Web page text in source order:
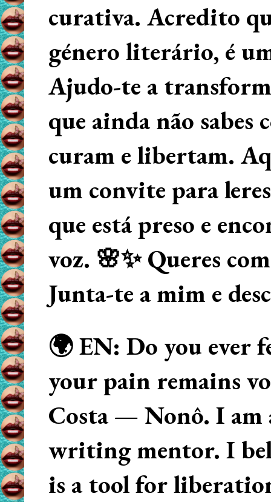
curativa. Acredito
género literário, é
Ajudo-te a
que ainda não
curam e libertam.
um convite para
que está preso e
voz. 🌸✨ Queres
Junta-te a mim e
🌍 EN: Do you ever
your pain remains
Costa — Nonô. I am
writing mentor. I
is a tool for